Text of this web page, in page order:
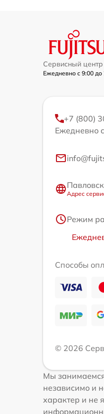
Сервисный центр
Ежедневно с 9:00 до
+7 (800)
Ежедневно
Адрес
Режим
Способы
© 2026
Мы
независимо и
характер и не